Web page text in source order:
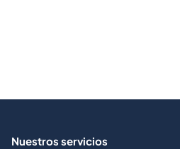
Nuestros servicios